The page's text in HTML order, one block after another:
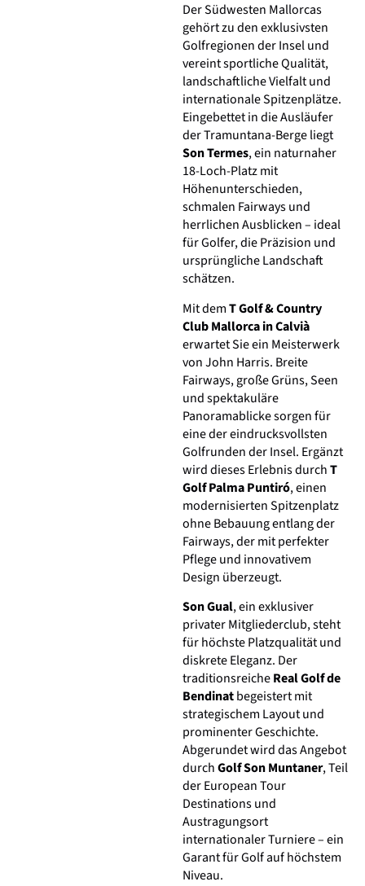
Der Südwesten Mallorcas
gehört zu den exklusivsten
Golfregionen der Insel und
vereint sportliche Qualität,
landschaftliche Vielfalt und
internationale Spitzenplätze.
Eingebettet in die Ausläufer
der Tramuntana-Berge liegt
Son Termes, ein naturnaher
18-Loch-Platz mit
Höhenunterschieden,
schmalen Fairways und
herrlichen Ausblicken – ideal
für Golfer, die Präzision und
ursprüngliche Landschaft
schätzen.
Mit demT Golf & Country
Club Mallorca in Calvià
erwartet Sie ein Meisterwerk
von John Harris. Breite
Fairways, große Grüns, Seen
und spektakuläre
Panoramablicke sorgen für
eine der eindrucksvollsten
Golfrunden der Insel. Ergänzt
wird dieses Erlebnis durchT
Golf Palma Puntiró, einen
modernisierten Spitzenplatz
ohne Bebauung entlang der
Fairways, der mit perfekter
Pflege und innovativem
Design überzeugt.
Son Gual, ein exklusiver
privater Mitgliederclub, steht
für höchste Platzqualität und
diskrete Eleganz. Der
traditionsreicheReal Golf de
Bendinatbegeistert mit
strategischem Layout und
prominenter Geschichte.
Abgerundet wird das Angebot
durchGolf Son Muntaner, Teil
der European Tour
Destinations und
Austragungsort
internationaler Turniere – ein
Garant für Golf auf höchstem
Niveau.